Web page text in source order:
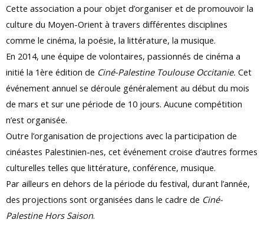
Cette association a pour objet d’organiser et de promouvoir la
culture du Moyen-Orient à travers différentes disciplines
comme le cinéma, la poésie, la littérature, la musique.
En 2014, une équipe de volontaires, passionnés de cinéma a
initié la 1ère édition de Ciné-Palestine Toulouse Occitanie. Cet
événement annuel se déroule généralement au début du mois
de mars et sur une période de 10 jours. Aucune compétition
n’est organisée.
Outre l’organisation de projections avec la participation de
cinéastes Palestinien-nes, cet événement croise d’autres formes
culturelles telles que littérature, conférence, musique.
Par ailleurs en dehors de la période du festival, durant l’année,
des projections sont organisées dans le cadre de Ciné-
Palestine Hors Saison.